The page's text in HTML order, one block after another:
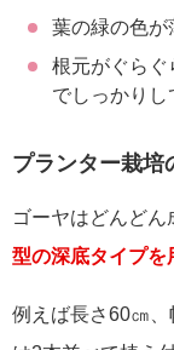
葉の緑の色が
根元がぐらぐ
でしっかりし
プランター栽培
ゴーヤはどんど
型の深底タイプを
例えば長さ60㎝